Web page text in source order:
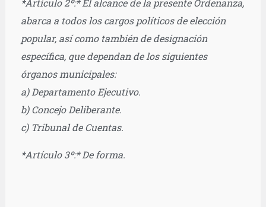
*Artículo 2º:* El alcance de la presente Ordenanza,
abarca a todos los cargos políticos de elección
popular, así como también de designación
específica, que dependan de los siguientes
órganos municipales:
a) Departamento Ejecutivo.
b) Concejo Deliberante.
c) Tribunal de Cuentas.
*Artículo 3º:* De forma.